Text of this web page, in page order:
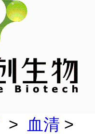
> 血清 >